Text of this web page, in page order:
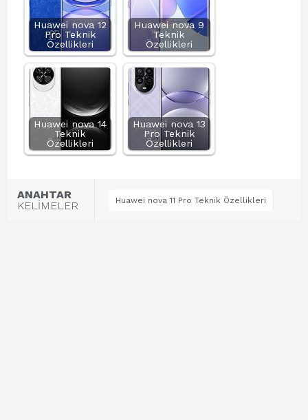
Huawei nova 12
Pro Teknik
Özellikleri
Huawei nova 9
Teknik
Özellikleri
Huawei nova 14
Teknik
Özellikleri
Huawei nova 13
Pro Teknik
Özellikleri
ANAHTAR
KELİMELER
Huawei nova 11 Pro Teknik Özellikleri